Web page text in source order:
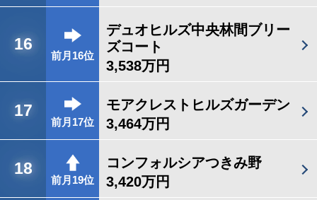
16
前月16位
デュオヒルズ中央林間ブリー
ズコート
3,538万円
17
前月17位
モアクレストヒルズガーデン
3,464万円
18
前月19位
コンフォルシアつきみ野
3,420万円